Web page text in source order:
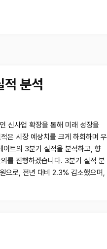
적 분석
신사업 확장을 통해 미래 성장을
은 시장 예상치를 크게 하회하며 우
이트의 3분기 실적을 분석하고, 향
를 진행하겠습니다. 3분기 실적 분
으로, 전년 대비 2.3% 감소했으며,